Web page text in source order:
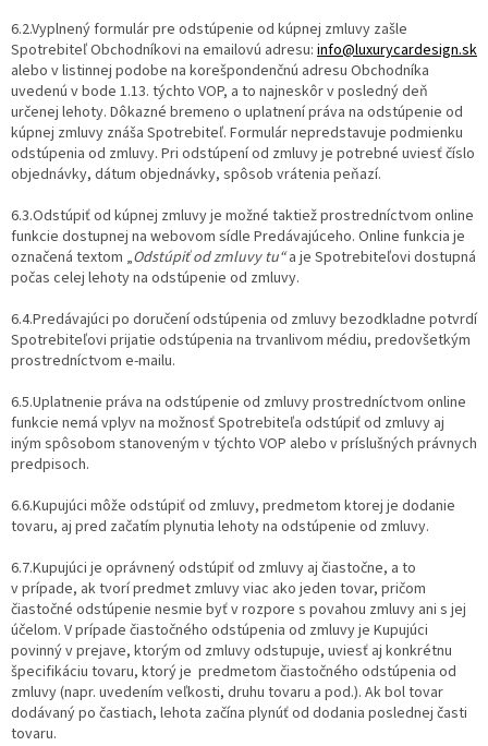
6.2.Vyplnený formulár pre odstúpenie od kúpnej zmluvy zašle
Spotrebiteľ Obchodníkovi na emailovú adresu: info@luxurycardesign.sk
alebo v listinnej podobe na korešpondenčnú adresu Obchodníka
uvedenú v bode 1.13. týchto VOP, a to najneskôr v posledný deň
určenej lehoty. Dôkazné bremeno o uplatnení práva na odstúpenie od
kúpnej zmluvy znáša Spotrebiteľ. Formulár nepredstavuje podmienku
odstúpenia od zmluvy. Pri odstúpení od zmluvy je potrebné uviesť číslo
objednávky, dátum objednávky, spôsob vrátenia peňazí.
6.3.Odstúpiť od kúpnej zmluvy je možné taktiež prostredníctvom online
funkcie dostupnej na webovom sídle Predávajúceho. Online funkcia je
označená textom „Odstúpiť od zmluvy tu“a je Spotrebiteľovi dostupná
počas celej lehoty na odstúpenie od zmluvy.
6.4.Predávajúci po doručení odstúpenia od zmluvy bezodkladne potvrdí
Spotrebiteľovi prijatie odstúpenia na trvanlivom médiu, predovšetkým
prostredníctvom e-mailu.
6.5.Uplatnenie práva na odstúpenie od zmluvy prostredníctvom online
funkcie nemá vplyv na možnosť Spotrebiteľa odstúpiť od zmluvy aj
iným spôsobom stanoveným v týchto VOP alebo v príslušných právnych
predpisoch.
6.6.Kupujúci môže odstúpiť od zmluvy, predmetom ktorej je dodanie
tovaru, aj pred začatím plynutia lehoty na odstúpenie od zmluvy.
6.7.Kupujúci je oprávnený odstúpiť od zmluvy aj čiastočne, a to
v prípade, ak tvorí predmet zmluvy viac ako jeden tovar, pričom
čiastočné odstúpenie nesmie byť v rozpore s povahou zmluvy ani s jej
účelom. V prípade čiastočného odstúpenia od zmluvy je Kupujúci
povinný v prejave, ktorým od zmluvy odstupuje, uviesť aj konkrétnu
špecifikáciu tovaru, ktorý je predmetom čiastočného odstúpenia od
zmluvy (napr. uvedením veľkosti, druhu tovaru a pod.). Ak bol tovar
dodávaný po častiach, lehota začína plynúť od dodania poslednej časti
tovaru.